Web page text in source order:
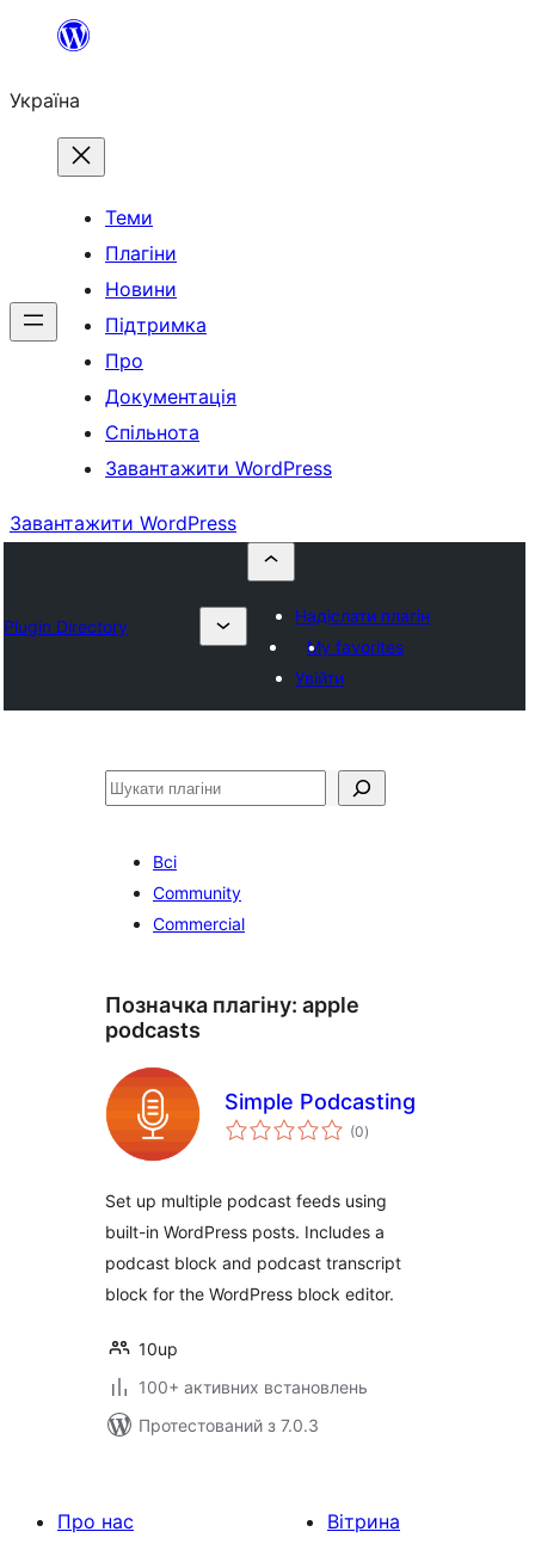
Перейти
вмісту
Україна
Теми
Плагіни
Новини
Підтримка
Про
Документація
Спільнота
Завантажити WordPress
Завантажити WordPress
Plugin Directory
Надіслати плагін
My favorites
Увійти
Пошук
Всі
Community
Commercial
Позначка плагіну: apple
podcasts
Simple Podcasting
(0загальний
рейтинг
)
Set up multiple podcast feeds using
built-in WordPress posts. Includes a
podcast block and podcast transcript
block for the WordPress block editor.
10up
100+ активних встановлень
Протестований з 7.0.3
Про нас
Вітрина